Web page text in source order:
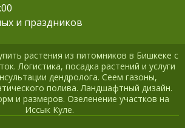
и праздников
растения из питомников в Бишкеке с
Логистика, посадка растений и услуги
дендролога. Сеем газоны,
полива. Ландшафтный дизайн.
и размеров. Озеленение участков на
Иссык Куле.